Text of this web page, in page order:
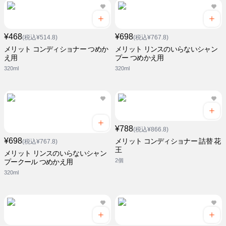
¥468(税込¥514.8)
メリット コンディショナー つめか
え用
320ml
¥698(税込¥767.8)
メリット リンスのいらないシャン
プー つめかえ用
320ml
¥698(税込¥767.8)
メリット リンスのいらないシャン
プークール つめかえ用
320ml
¥788(税込¥866.8)
メリット コンディショナー 詰替 花
王
2個